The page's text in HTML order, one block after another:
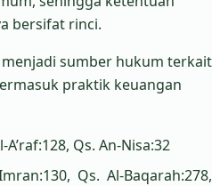
bersifat rinci.
menjadi sumber hukum terkait
praktik keuangan
Qs. An-Nisa:32
Qs. Al-Baqarah:278,